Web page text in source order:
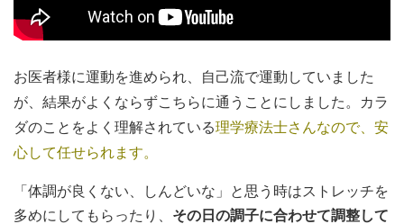
お医者様に運動を進められ、自己流で運動していました
が、結果がよくならずこちらに通うことにしました。カラ
ダのことをよく理解されている理学療法士さんなので、安
心して任せられます。
「体調が良くない、しんどいな」と思う時はストレッチを
多めにしてもらったり、 その日の調子に合わせて調整して